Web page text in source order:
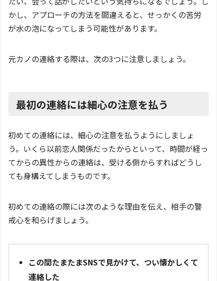
かし、アプローチの方法を間違えると、せっかくの苦労
が水の泡になってしまう可能性があります。
元カノの連絡する際は、次の3つに注意しましょう。
最初の連絡には細心の注意を払う
初めての連絡には、細心の注意を払うようにしましょ
う。いくら以前恋人関係だったからといって、時間が経っ
てからの異性からの連絡は、受ける側からすればどうし
ても身構えてしまうものです。
初めての連絡の際には次のような理由を伝え、相手の警
戒心を和らげましょう。
この間たまたまSNSで見かけて、つい懐かしくて
連絡した